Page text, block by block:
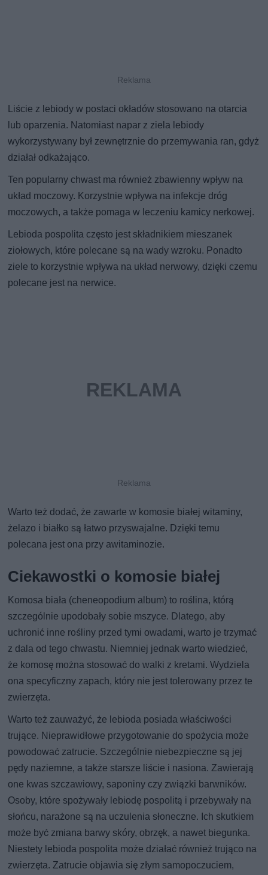
Liście z lebiody w postaci okładów stosowano na otarcia
lub oparzenia. Natomiast napar z ziela lebiody
wykorzystywany był zewnętrznie do przemywania ran, gdyż
działał odkażająco.
Ten popularny chwast ma również zbawienny wpływ na
układ moczowy. Korzystnie wpływa na infekcje dróg
moczowych, a także pomaga w leczeniu kamicy nerkowej.
Lebioda pospolita często jest składnikiem mieszanek
ziołowych, które polecane są na wady wzroku. Ponadto
ziele to korzystnie wpływa na układ nerwowy, dzięki czemu
polecane jest na nerwice.
Warto też dodać, że zawarte w komosie białej witaminy,
żelazo i białko są łatwo przyswajalne. Dzięki temu
polecana jest ona przy awitaminozie.
Ciekawostki o komosie białej
Komosa biała (cheneopodium album) to roślina, którą
szczególnie upodobały sobie mszyce. Dlatego, aby
uchronić inne rośliny przed tymi owadami, warto je trzymać
z dala od tego chwastu. Niemniej jednak warto wiedzieć,
że komosę można stosować do walki z kretami. Wydziela
ona specyficzny zapach, który nie jest tolerowany przez te
zwierzęta.
Warto też zauważyć, że lebioda posiada właściwości
trujące. Nieprawidłowe przygotowanie do spożycia może
powodować zatrucie. Szczególnie niebezpieczne są jej
pędy naziemne, a także starsze liście i nasiona. Zawierają
one kwas szczawiowy, saponiny czy związki barwników.
Osoby, które spożywały lebiodę pospolitą i przebywały na
słońcu, narażone są na uczulenia słoneczne. Ich skutkiem
może być zmiana barwy skóry, obrzęk, a nawet biegunka.
Niestety lebioda pospolita może działać również trująco na
zwierzęta. Zatrucie objawia się złym samopoczuciem,